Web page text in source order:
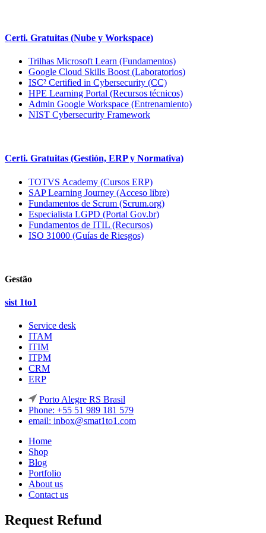
Certi. Gratuitas (Nube y Workspace)
Trilhas Microsoft Learn (Fundamentos)
Google Cloud Skills Boost (Laboratorios)
ISC² Certified in Cybersecurity (CC)
HPE Learning Portal (Recursos técnicos)
Admin Google Workspace (Entrenamiento)
NIST Cybersecurity Framework
Certi. Gratuitas (Gestión, ERP y Normativa)
TOTVS Academy (Cursos ERP)
SAP Learning Journey (Acceso libre)
Fundamentos de Scrum (Scrum.org)
Especialista LGPD (Portal Gov.br)
Fundamentos de ITIL (Recursos)
ISO 31000 (Guías de Riesgos)
Gestão
sist 1to1
Service desk
ITAM
ITIM
ITPM
CRM
ERP
Porto Alegre RS Brasil
Phone: +55 51 989 181 579
email: inbox@smat1to1.com
Home
Shop
Blog
Portfolio
About us
Contact us
Request Refund